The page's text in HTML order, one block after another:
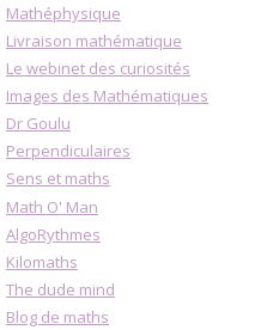
Mathéphysique
Livraison mathématique
Le webinet des curiosités
Images des Mathématiques
Dr Goulu
Perpendiculaires
Sens et maths
Math O' Man
AlgoRythmes
Kilomaths
The dude mind
Blog de maths